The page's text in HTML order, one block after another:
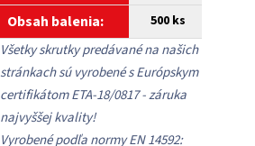
Obsah balenia: 500 ks
Všetky skrutky predávané na našich
stránkach sú vyrobené s Európskym
certifikátom ETA-18/0817 - záruka
najvyššej kvality!
Vyrobené podľa normy EN 14592: